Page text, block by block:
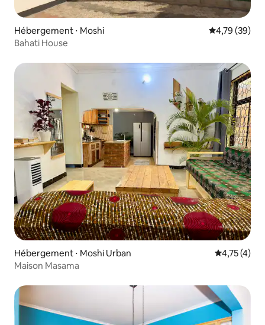
Hébergement ⋅ Moshi Évaluation
4,79 (39)
Bahati House
Hébergement ⋅ Moshi Urban Évaluation
4,75 (4)
Maison Masama